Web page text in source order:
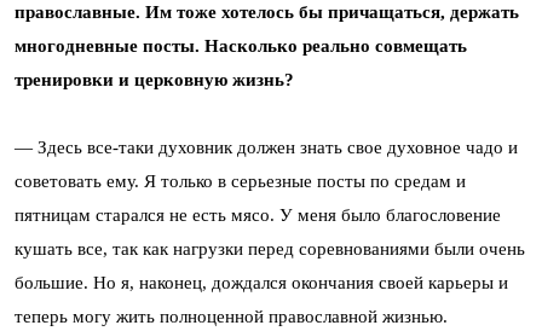
православные. Им тоже хотелось бы причащаться, держать
многодневные посты. Насколько реально совмещать
тренировки и церковную жизнь?
— Здесь все-таки духовник должен знать свое духовное чадо и
советовать ему. Я только в серьезные посты по средам и
пятницам старался не есть мясо. У меня было благословение
кушать все, так как нагрузки перед соревнованиями были очень
большие. Но я, наконец, дождался окончания своей карьеры и
теперь могу жить полноценной православной жизнью.